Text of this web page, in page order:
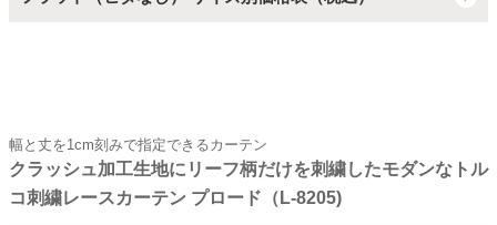
幅と丈を1cm刻みで指定できるカーテン
クラッシュ加工生地にリーフ柄だけを刺繍したモダンなトル
コ刺繍レースカーテン プロード（L-8205)